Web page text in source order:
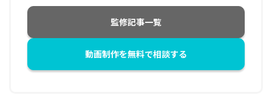
監修記事一覧
動画制作を無料で相談する